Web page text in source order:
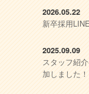
2026.05.22
新卒採用
2025.09.09
スタッフ紹
加しました！